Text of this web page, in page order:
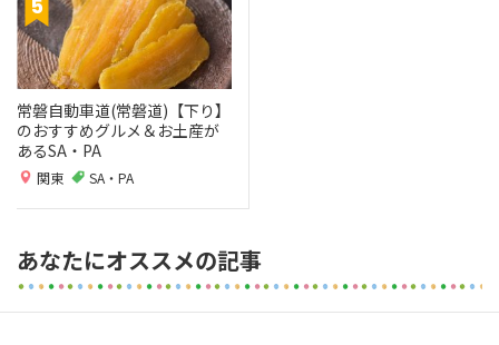
常磐自動車道(常磐道)【下り】
のおすすめグルメ＆お土産が
あるSA・PA
関東 SA・PA
あなたにオススメの記事